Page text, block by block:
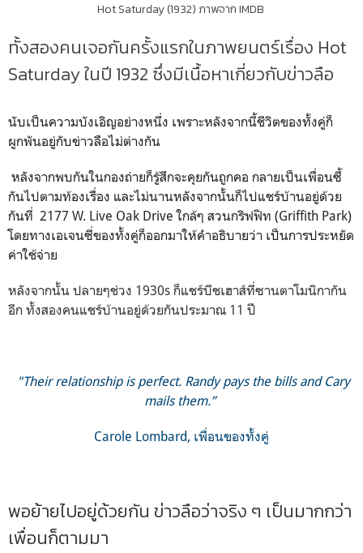
Hot Saturday (1932) ภาพจาก IMDB
ทั้งสองคนเจอกันครั้งแรกในภาพยนตร์เรื่อง Hot
Saturday ในปี 1932 ซึ่งมีเนื้อหาเกี่ยวกับข่าวลือ
นับเป็นความบังเอิญอย่างหนึ่ง เพราะหลังจากนี้ชีวิตของทั้งคู่ก็
ผูกพันอยู่กับข่าวลือไม่ต่างกัน
หลังจากพบกันในกองถ่ายก็รู้สึกจะคุยกันถูกคอ กลายเป็นเพื่อนซี้
กันไปตามท้องเรื่อง และไม่นานหลังจากนั้นก็ไปแชร์บ้านอยู่ด้วย
กันที่ 2177 W. Live Oak Drive ใกล้ๆ สวนกริฟฟิท (Griffith Park)
โดยทางเอเจนซี่ของทั้งคู่ก็ออกมาให้คำอธิบายว่า เป็นการประหยัด
ค่าใช้จ่าย
หลังจากนั้น ปลายๆช่วง 1930s ก็แชร์บีชเฮาส์ที่ซานตาโมนิกากัน
อีก ทั้งสองคนแชร์บ้านอยู่ด้วยกันประมาณ 11 ปี
"Their relationship is perfect. Randy pays the bills and Cary
mails them.”
Carole Lombard, เพื่อนของทั้งคู่
พอย้ายไปอยู่ด้วยกัน ข่าวลือว่าจริง ๆ เป็นมากกว่า
เพื่อนก็ตามมา